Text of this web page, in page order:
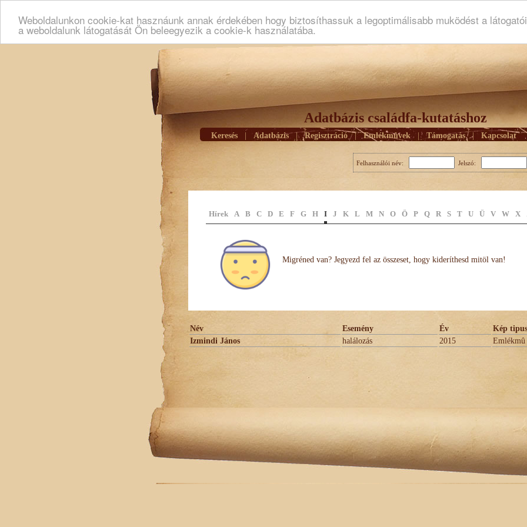
Weboldalunkon cookie-kat hasznáunk annak érdekében hogy biztosíthassuk a legoptimálisabb muködést a
a weboldalunk látogatását Ön beleegyezik a cookie-k használatába.
Adatbázis családfa-kutatáshoz
Keresés Adatbázis | Regisztráció | Emlékmûvek | Támogatás | Kapcsolat
Felhasználói név: Jelszó:
Hírek A B C D E F G H I J K L M N O Ö P Q R S T U Ü V W X
Migréned van? Jegyezd fel az összeset, hogy kideríthesd mitöl van!
Név Esemény Év
Kép tipus
Izmindi János
halálozás 2015 Emlékmû